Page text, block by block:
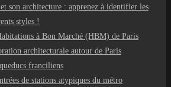
son architecture : apprenez à identifier les
styles !
à Bon Marché (HBM) de Paris
architecturale autour de Paris
franciliens
de stations atypiques du métro